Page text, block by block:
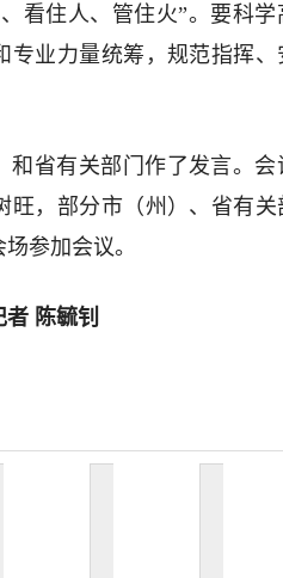
看住人、管住火”。要科
专业力量统筹，规范指挥
和省有关部门作了发言。
旺，部分市（州）、省有
参加会议。
者 陈毓钊